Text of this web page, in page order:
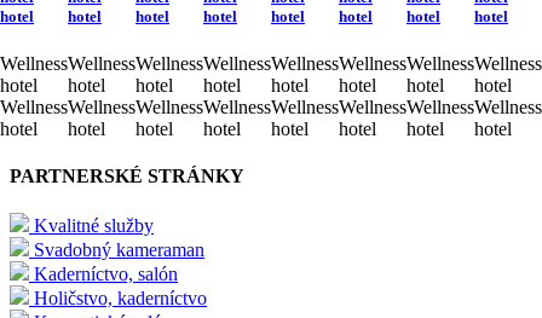
hotel
Wellness
hotel
Wellness
hotel
hotel
Wellness
hotel
Wellness
hotel
hotel
Wellness
hotel
Wellness
hotel
hotel
Wellness
hotel
Wellness
hotel
hotel
Wellness
hotel
Wellness
hotel
hotel
Wellness
hotel
Wellness
hotel
hotel
Wellness
hotel
Wellness
hotel
hotel
Wellness
hotel
Wellness
hotel
PARTNERSKÉ STRÁNKY
Kvalitné služby
Svadobný kameraman
Kaderníctvo, salón
Holičstvo, kaderníctvo